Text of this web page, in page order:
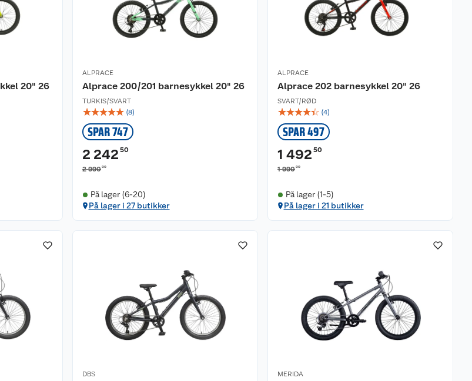
20" 26
ALPRACE
Alprace 200/201 barnesykkel 20" 26
TURKIS/SVART
☆☆☆☆☆ (8)
SPAR 747
2 242 50
2 99000
På lager (6-20)
På lager i 27 butikker
ALPRACE
Alprace 202 barnesykkel 20" 26
SVART/RØD
☆☆☆☆☆ (4)
SPAR 497
1 492 50
1 99000
På lager (1-5)
På lager i 21 butikker
DBS MERIDA